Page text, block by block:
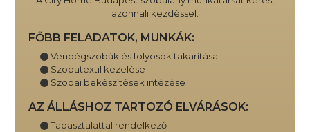
azonnali kezdéssel.
FŐBB FELADATOK, MUNKÁK:
Vendégszobák és folyosók takarítása
Szobatextil kezelése
Szobai bekészítések intézése
AZ ÁLLÁSHOZ TARTOZÓ ELVÁRÁSOK:
Tapasztalattal rendelkező